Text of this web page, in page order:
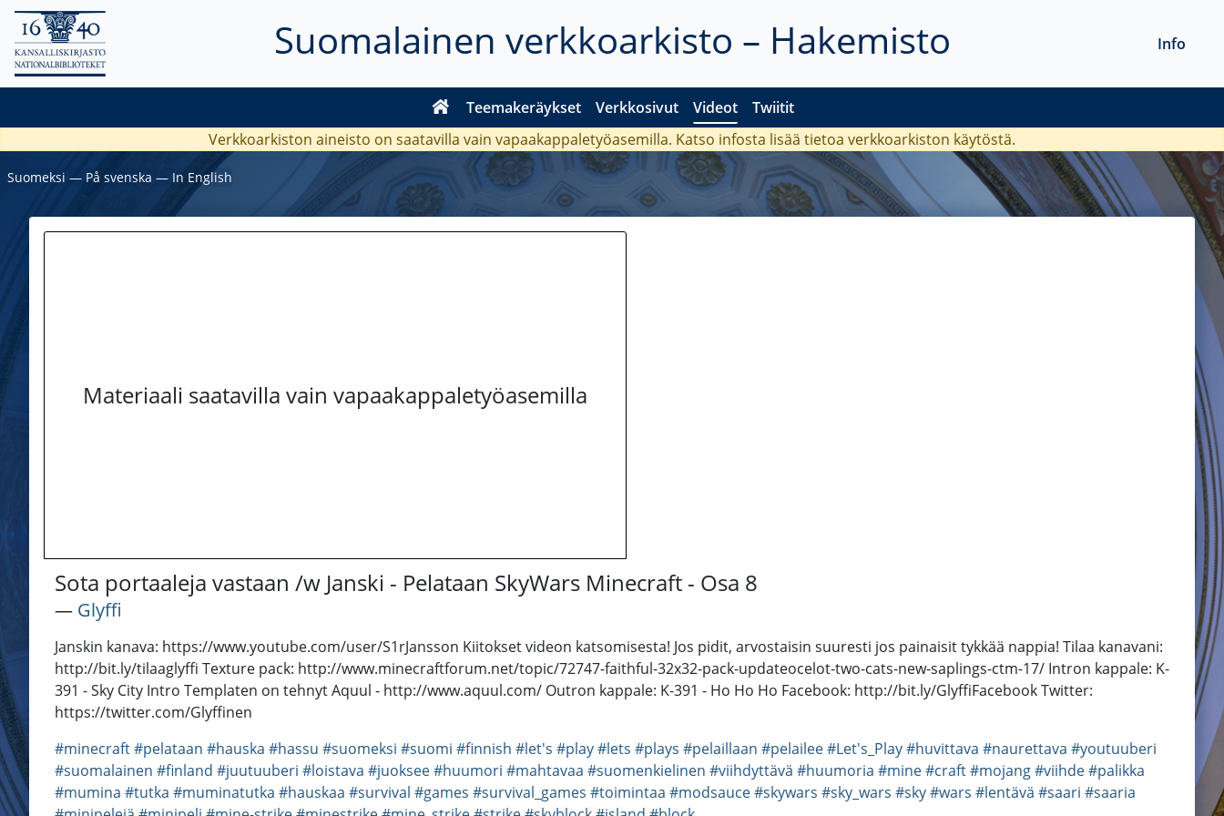
Suomalainen verkkoarkisto – Hakemisto
Teemakeräykset Verkkosivut Videot Twiitit
Info
Verkkoarkiston aineisto on saatavilla vain vapaakappaletyöasemilla. Katso infosta lisää tietoa verkkoarkiston käytöstä.
Suomeksi ― På svenska ― In English
Materiaali saatavilla vain vapaakappaletyöasemilla
Sota portaaleja vastaan /w Janski - Pelataan SkyWars Minecraft - Osa 8
― Glyffi
Janskin kanava: https://www.youtube.com/user/S1rJansson Kiitokset videon katsomisesta! Jos pidit, arvostaisin suuresti jos painaisit tykkää nappia! Tilaa kanavani:
http://bit.ly/tilaaglyffi Texture pack: http://www.minecraftforum.net/topic/72747-faithful-32x32-pack-updateocelot-two-cats-new-saplings-ctm-17/ Intron kappale: K-
391 - Sky City Intro Templaten on tehnyt Aquul - http://www.aquul.com/ Outron kappale: K-391 - Ho Ho Ho Facebook: http://bit.ly/GlyffiFacebook Twitter:
https://twitter.com/Glyffinen
#minecraft#pelataan #hauska #hassu #suomeksi #suomi #finnish #let's #play#lets #plays #pelaillaan #pelailee#Let's_Play#huvittava #naurettava #youtuuberi
#suomalainen #finland #juutuuberi #loistava #juoksee#huumori #mahtavaa #suomenkielinen #viihdyttävä #huumoria #mine#craft#mojang#viihde#palikka
#mumina #tutka #muminatutka #hauskaa #survival #games #survival_games #toimintaa #modsauce#skywars #sky_wars #sky#wars #lentävä #saari #saaria